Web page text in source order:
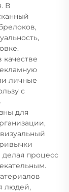
В
личные
с
для
делая процесс
людей,